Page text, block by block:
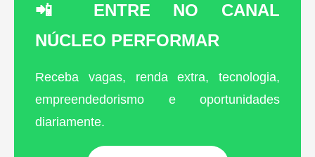
📲 ENTRE NO CANAL
NÚCLEO PERFORMAR
Receba vagas, renda extra, tecnologia,
empreendedorismo e oportunidades
diariamente.